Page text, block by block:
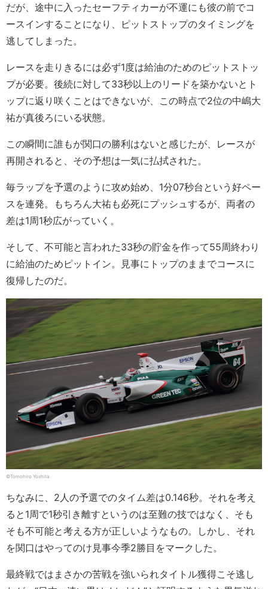
だが、途中に入ったセーフティカーが不運にも彼の前でコ
ースインすることになり、ピットストップのタイミングを
逃してしまった。
レースを走りきるには必ず1度は給油のためのピットストッ
プが必要。後続に対して33秒以上のリードを築かないとト
ップに返り咲くことはできないが、この時点で2位の中嶋大
祐が真後ろにいる状態。
この瞬間に誰もが関口の勝利はないと感じたが、レースが
再開されると、その予想は一気に払拭された。
毎ラップを予選のように攻め始め、1分07秒台という好ペー
スを連発。もちろん大祐も必死にプッシュするが、両者の
差は1周1秒広がっていく。
そして、不可能と言われた33秒の貯金を作って55周終わり
に給油のためピットイン。見事にトップのままでコースに
復帰したのだ。
©︎Tomohiro Yoshita
ちなみに、2人の予選でのタイム差は0.146秒。それを考え
ると1周で1秒引き離すというのは至難の技ではなく、そも
そも不可能と考える方が正しいようなもの。しかし、それ
を関口はやってのけ見事今季2勝目をマークした。
最終戦ではまさかの苦戦を強いられタイトル獲得こそ逃し